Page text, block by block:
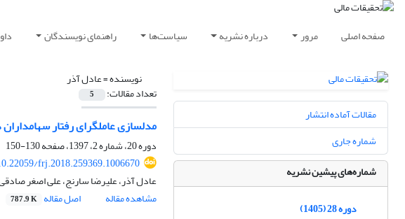
صفحه اصلی مرور درباره نشریه سیاست‌ها راهنمای نویسندگان
نویسنده =عادل آذر
تعداد مقالات: 5
مدل‏سازی عامل‏گرای رفتار سهام‏داران
دوره 20، شماره 2، 1397، صفحه
130-150
frj.2018.259369.1006670
عادل آذر، علیرضا سارنج، علی اصغر
مشاهده مقاله
اصل مقاله 787.9 K
مقالات آماده انتشار
شماره جاری
شماره‌های پیشین نشریه
دوره 28 (1405)